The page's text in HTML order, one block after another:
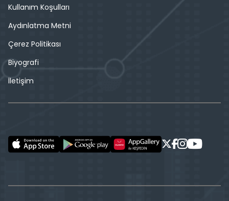
Kullanım Koşulları
Aydınlatma Metni
Çerez Politikası
Biyografi
İletişim